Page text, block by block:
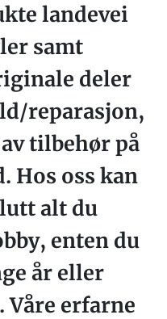
landevei
samt
deler
reparasjon,
tilbehør på
Hos oss kan
alt du
enten du
år eller
Våre erfarne